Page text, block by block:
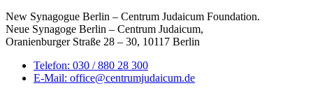
New Synagogue Berlin – Centrum Judaicum Foundation.
Neue Synagoge Berlin – Centrum Judaicum,
Oranienburger Straße 28 – 30, 10117 Berlin
Telefon: 030 / 880 28 300
E-Mail: office@centrumjudaicum.de